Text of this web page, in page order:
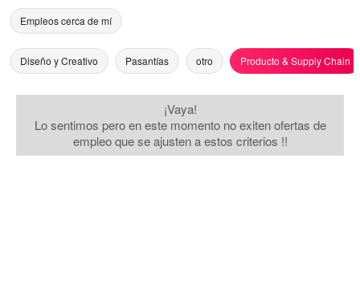
Empleos cerca de mí
Diseño y Creativo Pasantías otro Producto & Supply Chain
¡Vaya!
Lo sentimos pero en este momento no exiten ofertas de
empleo que se ajusten a estos criterios !!